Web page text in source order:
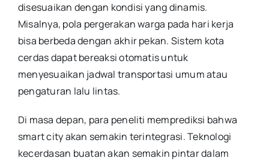
disesuaikan dengan kondisi yang dinamis.
Misalnya, pola pergerakan warga pada hari kerja
bisa berbeda dengan akhir pekan. Sistem kota
cerdas dapat bereaksi otomatis untuk
menyesuaikan jadwal transportasi umum atau
pengaturan lalu lintas.
Di masa depan, para peneliti memprediksi bahwa
smart city akan semakin terintegrasi. Teknologi
kecerdasan buatan akan semakin pintar dalam